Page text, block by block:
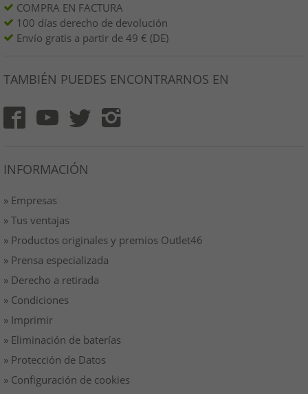
COMPRA EN FACTURA
100 días derecho de devolución
Envío gratis a partir de 49 € (DE)
TAMBIÉN PUEDES ENCONTRARNOS EN
INFORMACIÓN
» Empresas
» Tus ventajas
» Productos originales y premios Outlet46
» Prensa especializada
» Derecho a retirada
» Condiciones
» Imprimir
» Eliminación de baterías
» Protección de Datos
» Configuración de cookies